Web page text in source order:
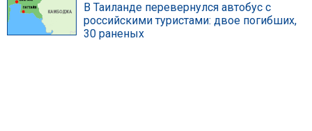
В Таиланде перевернулся автобус с
российскими туристами: двое погибших,
30 раненых